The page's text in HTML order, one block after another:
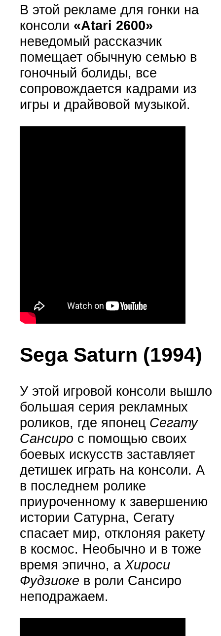
В этой рекламе для гонки на
консоли «Atari 2600»
неведомый рассказчик
помещает обычную семью в
гоночный болиды, все
сопровождается кадрами из
игры и драйвовой музыкой.
Sega Saturn (1994)
У этой игровой консоли вышло
большая серия рекламных
роликов, где японец Сегату
Сансиро с помощью своих
боевых искусств заставляет
детишек играть на консоли. А
в последнем ролике
приуроченному к завершению
истории Сатурна, Сегату
спасает мир, отклоняя ракету
в космос. Необычно и в тоже
время эпично, аХироси
Фудзиоке в роли Сансиро
неподражаем.